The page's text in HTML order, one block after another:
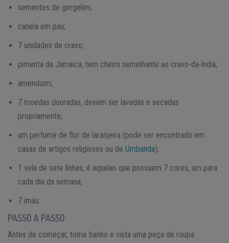
sementes de gergelim;
canela em pau;
7 unidades de cravo;
pimenta da Jamaica, tem cheiro semelhante ao cravo-da-índia;
amendoim;
7 moedas douradas, devem ser lavadas e secadas
propriamente;
um perfume de flor de laranjeira (pode ser encontrado em
casas de artigos religiosos ou de Umbanda);
1 vela de sete linhas, é aquelas que possuem 7 cores, um para
cada dia da semana;
7 imãs.
PASSO A PASSO:
Antes de começar, tome banho e vista uma peça de roupa